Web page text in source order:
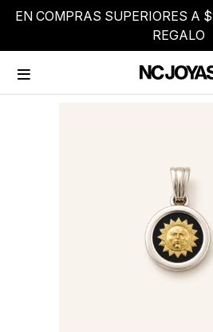
EN COMPRAS SUPERIORES A
REGALO
